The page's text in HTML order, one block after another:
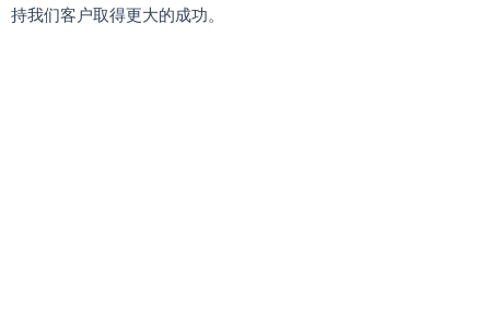
持我们客户取得更大的成功。